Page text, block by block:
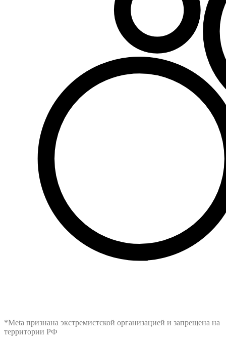
*Meta признана экстремистской организацией и запрещена на
территории РФ